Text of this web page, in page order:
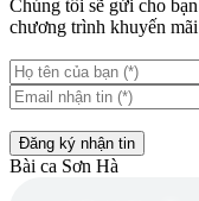
Chúng tôi sẽ gửi cho
chương trình khuyến
Đăng ký nhận tin
Bài ca Sơn Hà